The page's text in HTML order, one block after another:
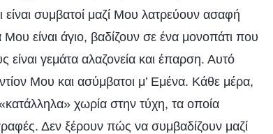
είναι συμβατοί μαζί Μου λατρεύουν ασαφή
είναι άγιο, βαδίζουν σε ένα μονοπάτι που
είναι γεμάτα αλαζονεία και έπαρση. Αυτό
Μου και ασύμβατοι μ’ Εμένα. Κάθε μέρα,
χωρία στην τύχη, τα οποία
Δεν ξέρουν πώς να συμβαδίζουν μαζί